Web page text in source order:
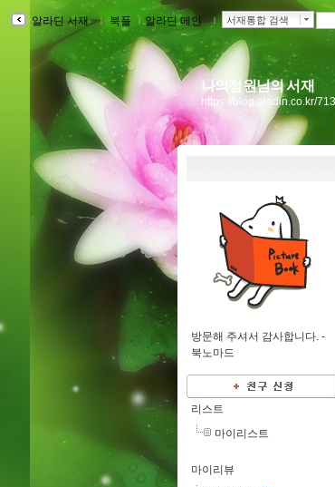
알라딘 서재 ｌ 북플 ｌ알라딘 메인 ｌ 서재통합 검색
나의정원님의 서재
https://blog.aladin.co.kr/
방문해 주셔서 감사합니다. -
북노마드
리스트
마이리스트
마이리뷰